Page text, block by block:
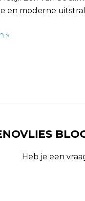
en moderne
»
Heb je een